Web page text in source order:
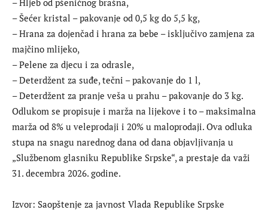
– Šećer kristal – pakovanje od 0,5 kg do 5,5 kg,
– Hrana za dojenčad i hrana za bebe – isključivo zamjena za
majčino mlijeko,
– Pelene za djecu i za odrasle,
– Deterdžent za suđe, tečni – pakovanje do 1 l,
– Deterdžent za pranje veša u prahu – pakovanje do 3 kg.
Odlukom se propisuje i marža na lijekove i to – maksimalna
marža od 8% u veleprodaji i 20% u maloprodaji. Ova odluka
stupa na snagu narednog dana od dana objavljivanja u
„Službenom glasniku Republike Srpske“, a prestaje da važi
31. decembra 2026. godine.
Izvor: Saopštenje za javnost Vlada Republike Srpske